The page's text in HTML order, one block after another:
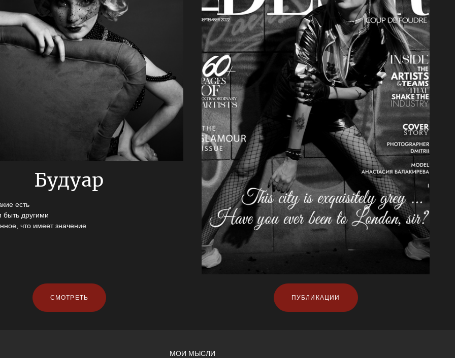
Будуар
есть
другими
что имеет значение
СМОТРЕТЬ ПУБЛИКАЦИИ
МОИ МЫСЛИ